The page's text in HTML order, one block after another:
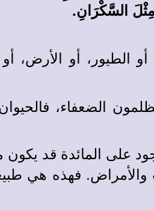
الطيور، أو الأرض، أو
الضعفاء،
على المائدة قد
فهذه هي